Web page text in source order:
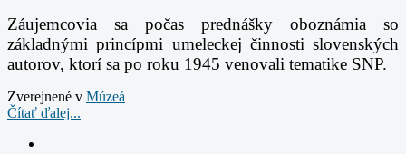
Záujemcovia sa počas prednášky oboznámia so
základnými princípmi umeleckej činnosti slovenských
autorov, ktorí sa po roku 1945 venovali tematike SNP.
Zverejnené v Múzeá
Čítať ďalej...